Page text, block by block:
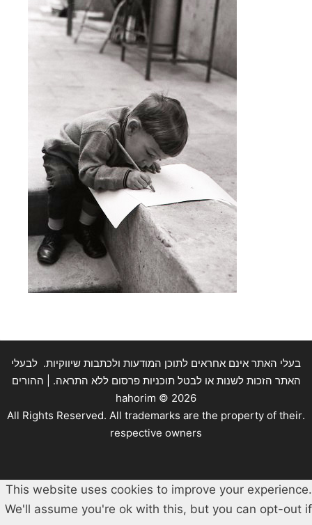
בעלי האתר אינם אחראים לתוכן המודעות ולכתבות שיווקיות. לבעלי
האתר הזכות לשנות או לבטל תוכניות פרסום ללא התראה. | ההורים
hahorim © 2026
.All Rights Reserved. All trademarks are the property of their
respective owners
This website uses cookies to improve your experience.
We'll assume you're ok with this, but you can opt-out if